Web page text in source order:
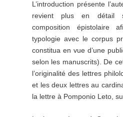
L’introduction présente
revient plus en détail
composition épistolaire
typologie avec le corpus
constitua en vue d’une
selon les manuscrits). De
l’originalité des lettres
et les deux lettres au
la lettre à Pomponio Leto,